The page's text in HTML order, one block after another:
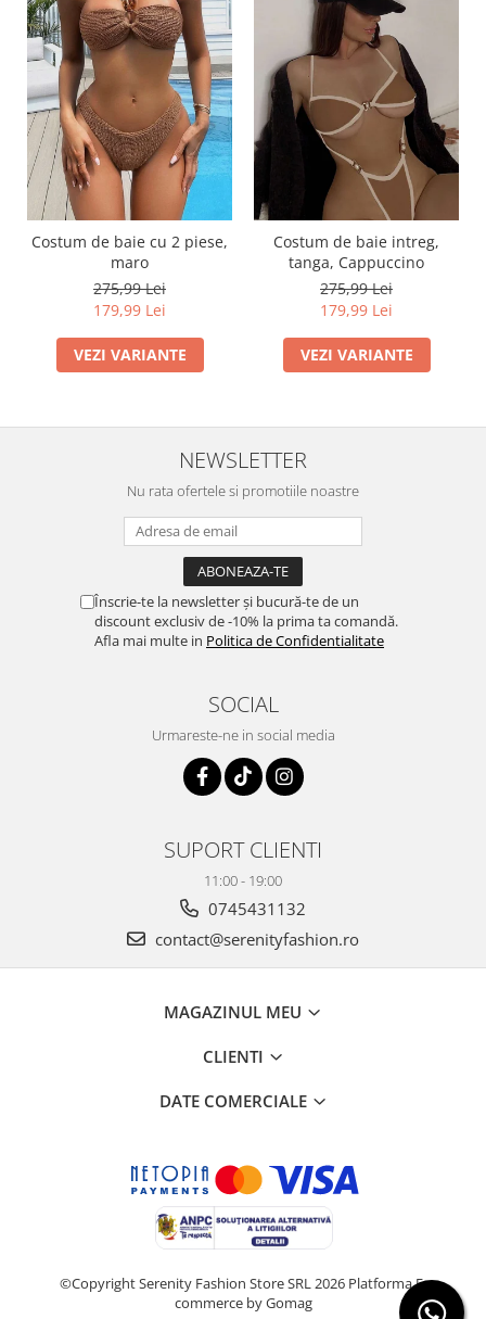
Costum de baie cu 2 piese,
maro
275,99 Lei
179,99 Lei
VEZI VARIANTE
Costum de baie intreg,
tanga, Cappuccino
275,99 Lei
179,99 Lei
VEZI VARIANTE
NEWSLETTER
Nu rata ofertele si promotiile noastre
Înscrie-te la newsletter și bucură-te de un
discount exclusiv de -10% la prima ta comandă.
Afla mai multe in Politica de Confidentialitate
SOCIAL
Urmareste-ne in social media
SUPORT CLIENTI
11:00 - 19:00
0745431132
contact@serenityfashion.ro
MAGAZINUL MEU
CLIENTI
DATE COMERCIALE
©Copyright Serenity Fashion Store SRL 2026 Platforma E-
commerce by Gomag